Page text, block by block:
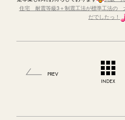
住宅 耐震等級3＋制震工法が標準工法
だでしたっ！
PREV
INDEX